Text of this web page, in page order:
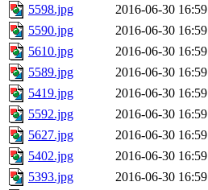
5598.jpg
2016-06-30 16:59
5590.jpg
2016-06-30 16:59
5610.jpg
2016-06-30 16:59
5589.jpg
2016-06-30 16:59
5419.jpg
2016-06-30 16:59
5592.jpg
2016-06-30 16:59
5627.jpg
2016-06-30 16:59
5402.jpg
2016-06-30 16:59
5393.jpg
2016-06-30 16:59